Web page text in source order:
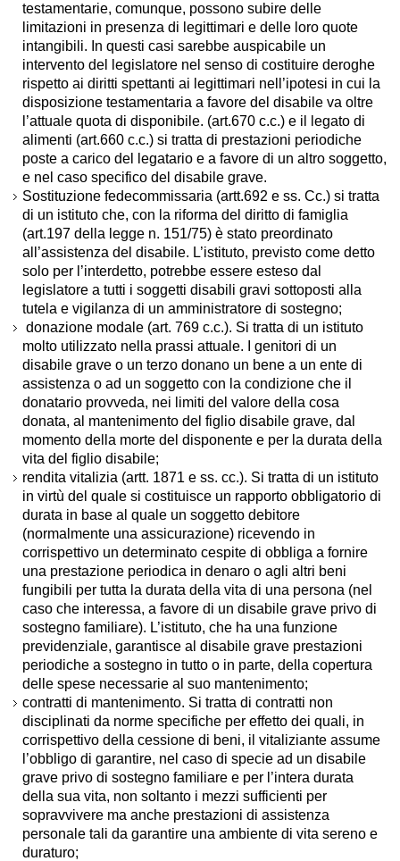
testamentarie, comunque, possono subire delle
limitazioni in presenza di legittimari e delle loro quote
intangibili. In questi casi sarebbe auspicabile un
intervento del legislatore nel senso di costituire deroghe
rispetto ai diritti spettanti ai legittimari nell’ipotesi in cui la
disposizione testamentaria a favore del disabile va oltre
l’attuale quota di disponibile. (art.670 c.c.) e il legato di
alimenti (art.660 c.c.) si tratta di prestazioni periodiche
poste a carico del legatario e a favore di un altro soggetto,
e nel caso specifico del disabile grave.
Sostituzione fedecommissaria (artt.692 e ss. Cc.) si tratta
di un istituto che, con la riforma del diritto di famiglia
(art.197 della legge n. 151/75) è stato preordinato
all’assistenza del disabile. L’istituto, previsto come detto
solo per l’interdetto, potrebbe essere esteso dal
legislatore a tutti i soggetti disabili gravi sottoposti alla
tutela e vigilanza di un amministratore di sostegno;
donazione modale (art. 769 c.c.). Si tratta di un istituto
molto utilizzato nella prassi attuale. I genitori di un
disabile grave o un terzo donano un bene a un ente di
assistenza o ad un soggetto con la condizione che il
donatario provveda, nei limiti del valore della cosa
donata, al mantenimento del figlio disabile grave, dal
momento della morte del disponente e per la durata della
vita del figlio disabile;
rendita vitalizia (artt. 1871 e ss. cc.). Si tratta di un istituto
in virtù del quale si costituisce un rapporto obbligatorio di
durata in base al quale un soggetto debitore
(normalmente una assicurazione) ricevendo in
corrispettivo un determinato cespite di obbliga a fornire
una prestazione periodica in denaro o agli altri beni
fungibili per tutta la durata della vita di una persona (nel
caso che interessa, a favore di un disabile grave privo di
sostegno familiare). L’istituto, che ha una funzione
previdenziale, garantisce al disabile grave prestazioni
periodiche a sostegno in tutto o in parte, della copertura
delle spese necessarie al suo mantenimento;
contratti di mantenimento. Si tratta di contratti non
disciplinati da norme specifiche per effetto dei quali, in
corrispettivo della cessione di beni, il vitaliziante assume
l’obbligo di garantire, nel caso di specie ad un disabile
grave privo di sostegno familiare e per l’intera durata
della sua vita, non soltanto i mezzi sufficienti per
sopravvivere ma anche prestazioni di assistenza
personale tali da garantire una ambiente di vita sereno e
duraturo;